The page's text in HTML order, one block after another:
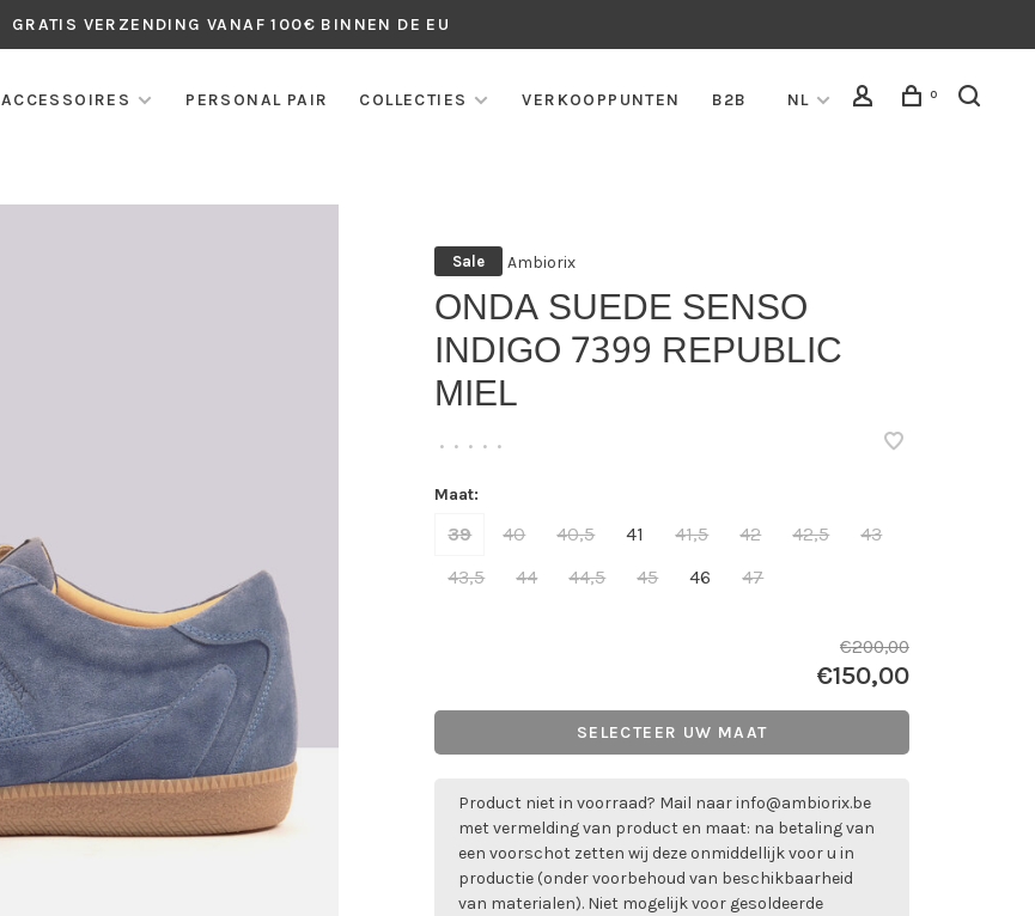
GRATIS VERZENDING VANAF 100€ BINNEN DE EU
ACCESSOIRES PERSONAL PAIR COLLECTIES VERKOOPPUNTEN B2B NL 0
Sale Ambiorix
ONDA SUEDE SENSO
INDIGO 7399 REPUBLIC
MIEL
• • • • •
Maat:
39 40 40,5 41 41,5 42 42,5
43
43,5
44 44,5 45 46 47
€200,00
€150,00
SELECTEER UW MAAT
Product niet in voorraad? Mail naarinfo@ambiorix.be
met vermelding van product en maat: na betaling van
een voorschot zetten wij deze onmiddellijk voor u in
productie (onder voorbehoud van beschikbaarheid
van materialen). Niet mogelijk voor gesoldeerde